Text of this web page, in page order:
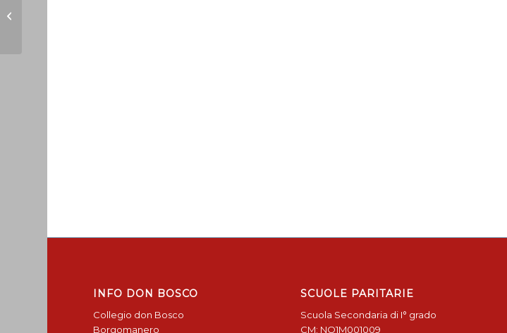
INFO DON BOSCO
Collegio don Bosco
Borgomanero
SCUOLE PARITARIE
Scuola Secondaria di I° grado
CM: NO1M001009